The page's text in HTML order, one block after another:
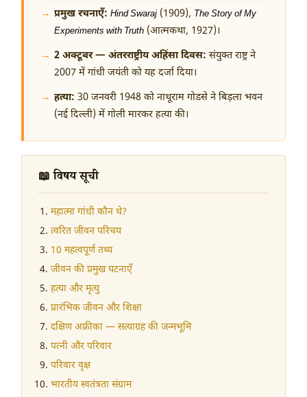
प्रमुख रचनाएँ: Hind Swaraj (1909), The Story of My
Experiments with Truth (आत्मकथा, 1927)।
2 अक्टूबर — अंतरराष्ट्रीय अहिंसा दिवस: संयुक्त राष्ट्र ने
2007 में गांधी जयंती को यह दर्जा दिया।
हत्या: 30 जनवरी 1948 को नाथूराम गोडसे ने बिड़ला भवन
(नई दिल्ली) में गोली मारकर हत्या की।
📖 विषय सूची
महात्मा गांधी कौन थे?
त्वरित जीवन परिचय
10 महत्वपूर्ण तथ्य
जीवन की प्रमुख घटनाएँ
हत्या और मृत्यु
प्रारंभिक जीवन और शिक्षा
दक्षिण अफ्रीका — सत्याग्रह की जन्मभूमि
पत्नी और परिवार
परिवार वृक्ष
भारतीय स्वतंत्रता संग्राम